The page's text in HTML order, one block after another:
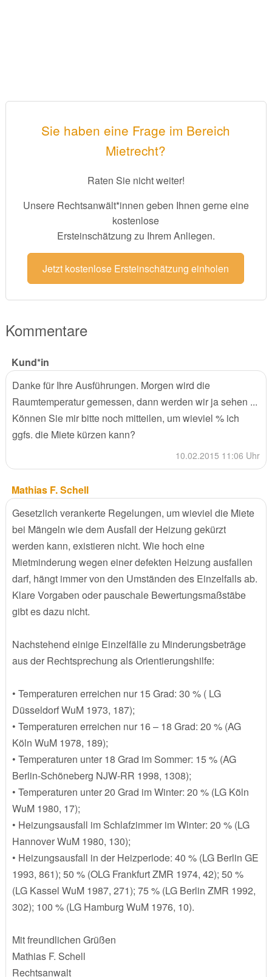
Sie haben eine Frage im Bereich
Mietrecht?
Raten Sie nicht weiter!
Unsere Rechtsanwält*innen geben Ihnen gerne eine
kostenlose
Ersteinschätzung zu Ihrem Anliegen.
Jetzt kostenlose Ersteinschätzung einholen
Kommentare
Kund*in
Danke für Ihre Ausführungen. Morgen wird die
Raumtemperatur gemessen, dann werden wir ja sehen ...
Können Sie mir bitte noch mitteilen, um wieviel % ich
ggfs. die Miete kürzen kann?
10.02.2015 11:06 Uhr
Mathias F. Schell
Gesetzlich verankerte Regelungen, um wieviel die Miete
bei Mängeln wie dem Ausfall der Heizung gekürzt
werden kann, existieren nicht. Wie hoch eine
Mietminderung wegen einer defekten Heizung ausfallen
darf, hängt immer von den Umständen des Einzelfalls ab.
Klare Vorgaben oder pauschale Bewertungsmaßstäbe
gibt es dazu nicht.
Nachstehend einige Einzelfälle zu Minderungsbeträge
aus der Rechtsprechung als Orientierungshilfe:
• Temperaturen erreichen nur 15 Grad: 30 % ( LG
Düsseldorf WuM 1973, 187);
• Temperaturen erreichen nur 16 – 18 Grad: 20 % (AG
Köln WuM 1978, 189);
• Temperaturen unter 18 Grad im Sommer: 15 % (AG
Berlin-Schöneberg NJW-RR 1998, 1308);
• Temperaturen unter 20 Grad im Winter: 20 % (LG Köln
WuM 1980, 17);
• Heizungsausfall im Schlafzimmer im Winter: 20 % (LG
Hannover WuM 1980, 130);
• Heizungsausfall in der Heizperiode: 40 % (LG Berlin GE
1993, 861); 50 % (OLG Frankfurt ZMR 1974, 42); 50 %
(LG Kassel WuM 1987, 271); 75 % (LG Berlin ZMR 1992,
302); 100 % (LG Hamburg WuM 1976, 10).
Mit freundlichen Grüßen
Mathias F. Schell
Rechtsanwalt